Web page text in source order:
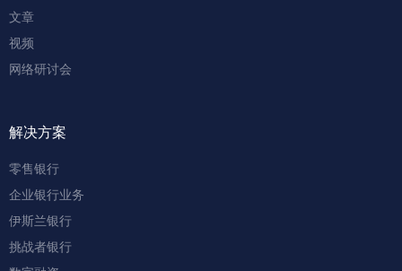
文章
视频
网络研讨会
解决方案
零售银行
企业银行业务
伊斯兰银行
挑战者银行